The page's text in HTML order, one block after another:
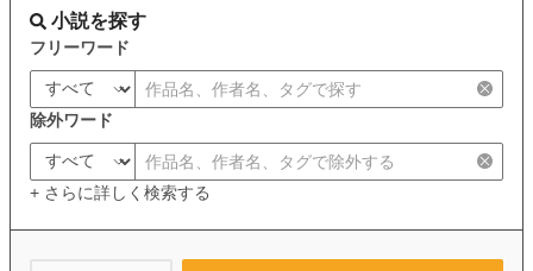
小説を探す
フリーワード
除外ワード
+ さらに詳しく検索する